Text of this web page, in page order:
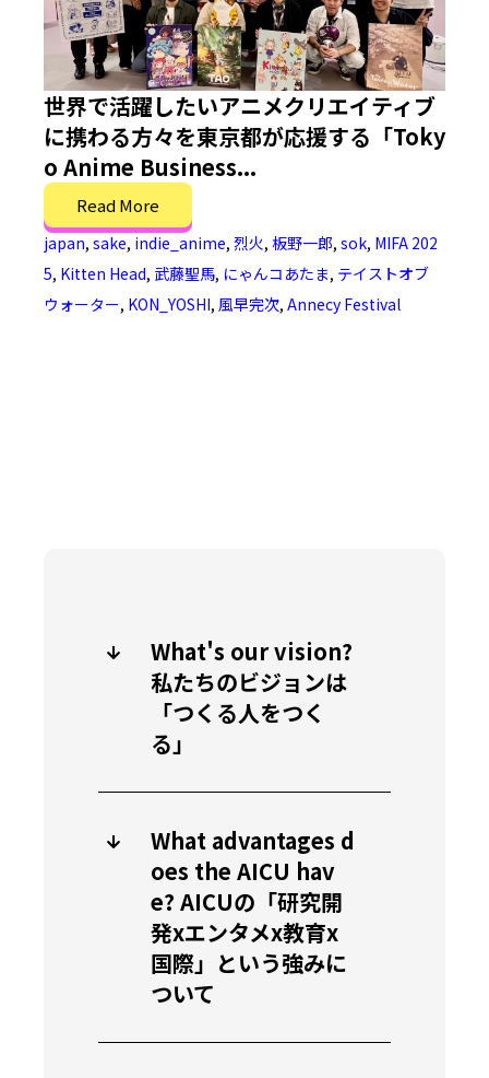
世界で活躍したいアニメクリエイティブ
に携わる方々を東京都が応援する「Toky
o Anime Business...
Read More
japan, sake, indie_anime, 烈火, 板野一郎, sok, MIFA 202
5, Kitten Head, 武藤聖馬, にゃんコあたま, テイストオブ
ウォーター, KON_YOSHI, 風早完次, Annecy Festival
What's our vision?
私たちのビジョンは
「つくる人をつく
る」
What advantages d
oes the AICU hav
e? AICUの「研究開
発xエンタメx教育x
国際」という強みに
ついて